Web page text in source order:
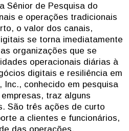
Sênior de Pesquisa do
e operações tradicionais
o valor dos canais,
se torna imediatamente
organizações que se
operacionais diárias à
digitais e resiliência em
Inc., conhecido em pesquisa
traz alguns
São três ações de curto
a clientes e funcionários,